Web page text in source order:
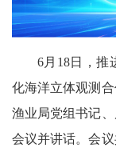
6月18日，推
化海洋立体观测
渔业局党组书记
会议并讲话。会